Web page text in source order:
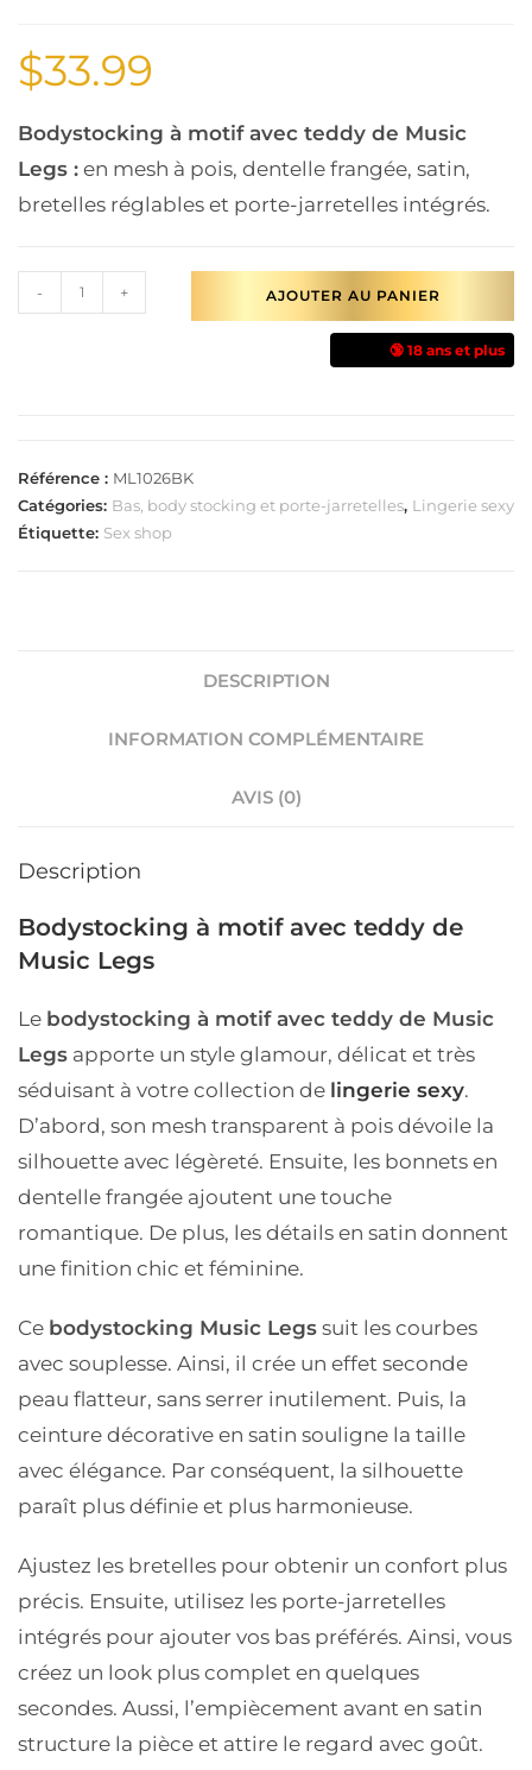
$33.99
Bodystocking à motif avec teddy de Music
Legs : en mesh à pois, dentelle frangée, satin,
bretelles réglables et porte-jarretelles intégrés.
- + AJOUTER AU PANIER
🔞 18 ans et plus
Référence : ML1026BK
Catégories: Bas, body stocking et porte-jarretelles, Lingerie sexy
Étiquette: Sex shop
DESCRIPTION
INFORMATION COMPLÉMENTAIRE
AVIS (0)
Description
Bodystocking à motif avec teddy de
Music Legs
Le bodystocking à motif avec teddy de Music
Legs apporte un style glamour, délicat et très
séduisant à votre collection de lingerie sexy.
D’abord, son mesh transparent à pois dévoile la
silhouette avec légèreté. Ensuite, les bonnets en
dentelle frangée ajoutent une touche
romantique. De plus, les détails en satin donnent
une finition chic et féminine.
Ce bodystocking Music Legs suit les courbes
avec souplesse. Ainsi, il crée un effet seconde
peau flatteur, sans serrer inutilement. Puis, la
ceinture décorative en satin souligne la taille
avec élégance. Par conséquent, la silhouette
paraît plus définie et plus harmonieuse.
Ajustez les bretelles pour obtenir un confort plus
précis. Ensuite, utilisez les porte-jarretelles
intégrés pour ajouter vos bas préférés. Ainsi, vous
créez un look plus complet en quelques
secondes. Aussi, l’empiècement avant en satin
structure la pièce et attire le regard avec goût.